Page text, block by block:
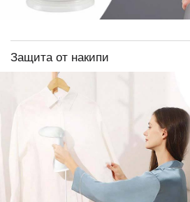
Защита от накипи